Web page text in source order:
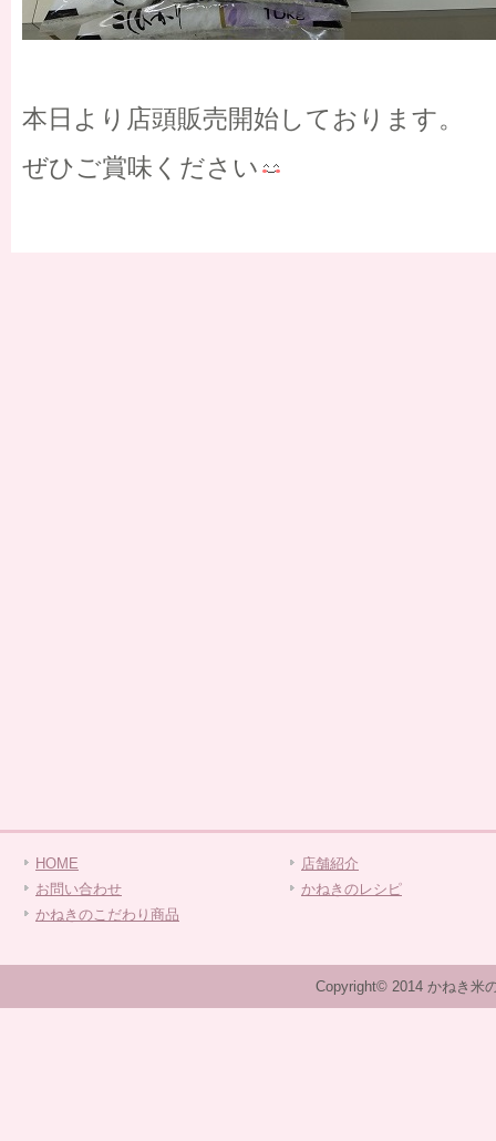
本日より店頭販売開始しております。
ぜひご賞味ください
HOME
お問い合わせ
かねきのこだわり商品
店舗紹介
かねきのレシピ
Copyright© 2014 かねき米